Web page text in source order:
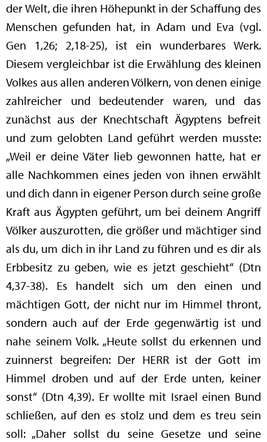
der Welt, die ihren Höhepunkt in der Schaffung des
Menschen gefunden hat, in Adam und Eva (vgl.
Gen 1,26; 2,18-25), ist ein wunderbares Werk.
Diesem vergleichbar ist die Erwählung des kleinen
Volkes aus allen anderen Völkern, von denen einige
zahlreicher und bedeutender waren, und das
zunächst aus der Knechtschaft Ägyptens befreit
und zum gelobten Land geführt werden musste:
„Weil er deine Väter lieb gewonnen hatte, hat er
alle Nachkommen eines jeden von ihnen erwählt
und dich dann in eigener Person durch seine große
Kraft aus Ägypten geführt, um bei deinem Angriff
Völker auszurotten, die größer und mächtiger sind
als du, um dich in ihr Land zu führen und es dir als
Erbbesitz zu geben, wie es jetzt geschieht“ (Dtn
4,37-38). Es handelt sich um den einen und
mächtigen Gott, der nicht nur im Himmel thront,
sondern auch auf der Erde gegenwärtig ist und
nahe seinem Volk. „Heute sollst du erkennen und
zuinnerst begreifen: Der HERR ist der Gott im
Himmel droben und auf der Erde unten, keiner
sonst“ (Dtn 4,39). Er wollte mit Israel einen Bund
schließen, auf den es stolz und dem es treu sein
soll: „Daher sollst du seine Gesetze und seine